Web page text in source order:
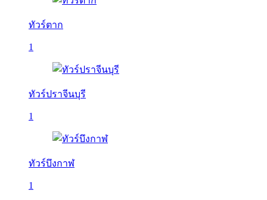
ทัวร์ตาก
1
ทัวร์ปราจีนบุรี
1
ทัวร์บึงกาฬ
1